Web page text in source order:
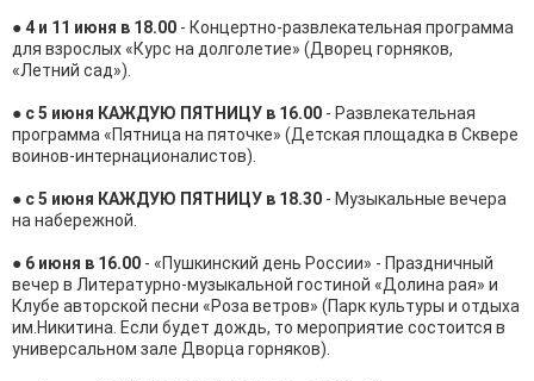
●4 и 11 июня в 18.00 - Концертно-развлекательная программа
для взрослых «Курс на долголетие» (Дворец горняков,
«Летний сад»).
● с 5 июня КАЖДУЮ ПЯТНИЦУ в 16.00 - Развлекательная
программа «Пятница на пяточке» (Детская площадка в Сквере
воинов-интернационалистов).
● с 5 июня КАЖДУЮ ПЯТНИЦУ в 18.30 - Музыкальные вечера
на набережной.
● 6 июня в 16.00 - «Пушкинский день России» - Праздничный
вечер в Литературно-музыкальной гостиной «Долина рая» и
Клубе авторской песни «Роза ветров» (Парк культуры и отдыха
им.Никитина. Если будет дождь, то мероприятие состоится в
универсальном зале Дворца горняков).